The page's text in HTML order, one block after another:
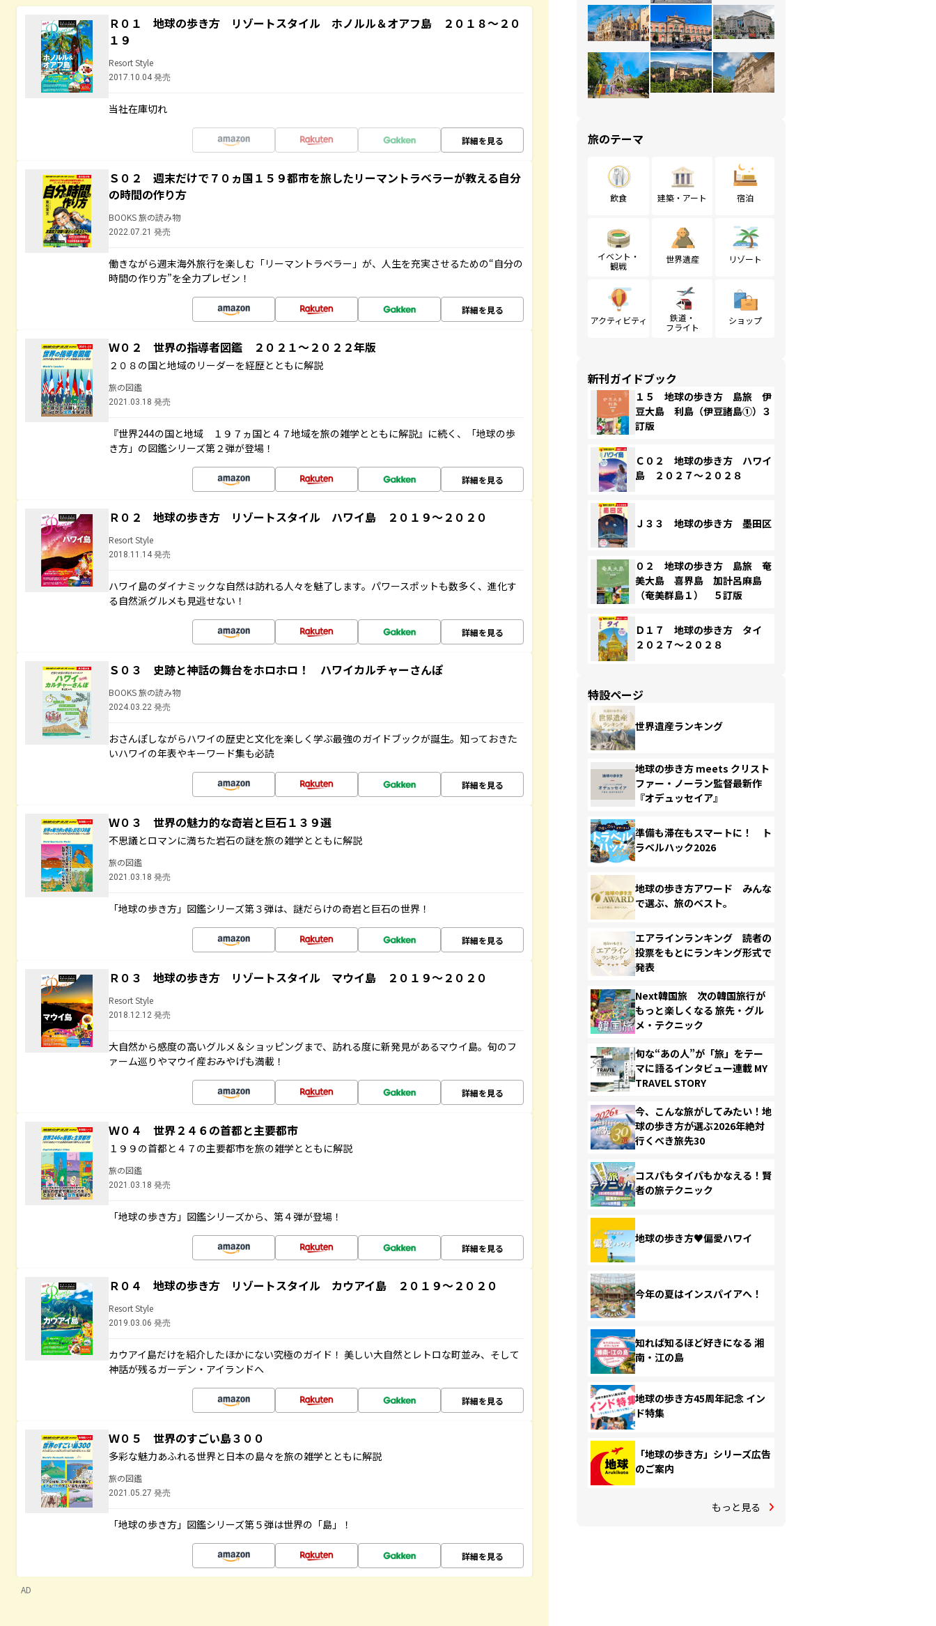
Ｒ０１ 地球の歩き方 リゾートスタイル ホノルル＆オアフ島 ２０１８～２０
１９
Resort Style
2017.10.04 発売
当社在庫切れ
詳細を見る
Ｓ０２ 週末だけで７０ヵ国１５９都市を旅したリーマントラベラーが教える自分
の時間の作り方
BOOKS 旅の読み物
2022.07.21 発売
働きながら週末海外旅行を楽しむ「リーマントラベラー」が、人生を充実させるための“自分の
時間の作り方”を全力プレゼン！
詳細を見る
Ｗ０２ 世界の指導者図鑑 ２０２１～２０２２年版
２０８の国と地域のリーダーを経歴とともに解説
旅の図鑑
2021.03.18 発売
『世界244の国と地域 １９７ヵ国と４７地域を旅の雑学とともに解説』に続く、「地球の歩
き方」の図鑑シリーズ第２弾が登場！
詳細を見る
Ｒ０２ 地球の歩き方 リゾートスタイル ハワイ島 ２０１９～２０２０
Resort Style
2018.11.14 発売
ハワイ島のダイナミックな自然は訪れる人々を魅了します。パワースポットも数多く、進化す
る自然派グルメも見逃せない！
詳細を見る
Ｓ０３ 史跡と神話の舞台をホロホロ！ ハワイカルチャーさんぽ
BOOKS 旅の読み物
2024.03.22 発売
おさんぽしながらハワイの歴史と文化を楽しく学ぶ最強のガイドブックが誕生。知っておきた
いハワイの年表やキーワード集も必読
詳細を見る
Ｗ０３ 世界の魅力的な奇岩と巨石１３９選
不思議とロマンに満ちた岩石の謎を旅の雑学とともに解説
旅の図鑑
2021.03.18 発売
「地球の歩き方」図鑑シリーズ第３弾は、謎だらけの奇岩と巨石の世界！
詳細を見る
Ｒ０３ 地球の歩き方 リゾートスタイル マウイ島 ２０１９～２０２０
Resort Style
2018.12.12 発売
大自然から感度の高いグルメ＆ショッピングまで、訪れる度に新発見があるマウイ島。旬のフ
ァーム巡りやマウイ産おみやげも満載！
詳細を見る
Ｗ０４ 世界２４６の首都と主要都市
１９９の首都と４７の主要都市を旅の雑学とともに解説
旅の図鑑
2021.03.18 発売
「地球の歩き方」図鑑シリーズから、第４弾が登場！
詳細を見る
Ｒ０４ 地球の歩き方 リゾートスタイル カウアイ島 ２０１９～２０２０
Resort Style
2019.03.06 発売
カウアイ島だけを紹介したほかにない究極のガイド！ 美しい大自然とレトロな町並み、そして
神話が残るガーデン・アイランドへ
詳細を見る
Ｗ０５ 世界のすごい島３００
多彩な魅力あふれる世界と日本の島々を旅の雑学とともに解説
旅の図鑑
2021.05.27 発売
「地球の歩き方」図鑑シリーズ第５弾は世界の「島」！
詳細を見る
AD
旅のテーマ
飲食 建築・アート 宿泊
イベント・
観戦
世界遺産 リゾート
アクティビティ
鉄道・
フライト
ショップ
新刊ガイドブック
１５ 地球の歩き方 島旅 伊
豆大島 利島（伊豆諸島①）３
訂版
Ｃ０２ 地球の歩き方 ハワイ
島 ２０２７～２０２８
Ｊ３３ 地球の歩き方 墨田区
０２ 地球の歩き方 島旅 奄
美大島 喜界島 加計呂麻島
（奄美群島１） ５訂版
Ｄ１７ 地球の歩き方 タイ
２０２７～２０２８
特設ページ
世界遺産ランキング
地球の歩き方 meets クリスト
ファー・ノーラン監督最新作
『オデュッセイア』
準備も滞在もスマートに！ ト
ラベルハック2026
地球の歩き方アワード みんな
で選ぶ、旅のベスト。
エアラインランキング 読者の
投票をもとにランキング形式で
発表
Next韓国旅 次の韓国旅行が
もっと楽しくなる 旅先・グル
メ・テクニック
旬な“あの人”が「旅」をテー
マに語るインタビュー連載 MY
TRAVEL STORY
今、こんな旅がしてみたい！地
球の歩き方が選ぶ2026年絶対
行くべき旅先30
コスパもタイパもかなえる！賢
者の旅テクニック
地球の歩き方♥偏愛ハワイ
今年の夏はインスパイアへ！
知れば知るほど好きになる 湘
南・江の島
地球の歩き方45周年記念 イン
ド特集
「地球の歩き方」シリーズ広告
のご案内
もっと見る